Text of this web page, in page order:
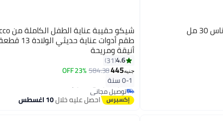
مل
طقم أدوات عناية
أنيقة ومريحة
4.6
31
جنيه445
584.38
23% OFF
0-1 سنة
#4 في أطقم العناية بالأظافر
أقل سعر في 30 يوم
توصيل مجاني
#4 في أطقم العناية بالأظافر احصل عليه خلال10 اغسطس